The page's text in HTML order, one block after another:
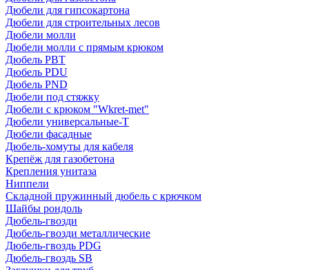
Дюбели для гипсокартона
Дюбели для строительных лесов
Дюбели молли
Дюбели молли с прямым крюком
Дюбель PBT
Дюбель PDU
Дюбель PND
Дюбели под стяжку
Дюбели с крюком "Wkret-met"
Дюбели универсальные-Т
Дюбели фасадные
Дюбель-хомуты для кабеля
Крепёж для газобетона
Крепления унитаза
Ниппели
Складной пружинный дюбель с крючком
Шайбы рондоль
Дюбель-гвозди
Дюбель-гвозди металлические
Дюбель-гвоздь PDG
Дюбель-гвоздь SB